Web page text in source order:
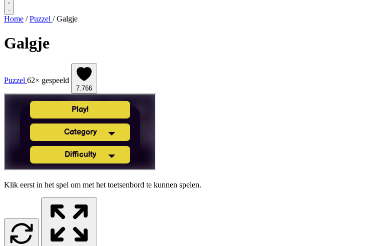
Home / Puzzel / Galgje
Galgje
Puzzel 62× gespeeld
7.766
Klik eerst in het spel om met het toetsenbord te kunnen spelen.